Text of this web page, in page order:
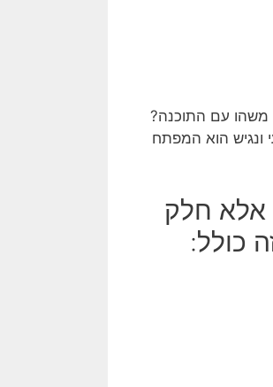
עם התוכנה?
ונגיש הוא המפתח
אלא חלק
כולל: